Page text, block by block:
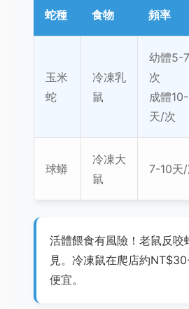
蛇種 食物 頻率
玉米
蛇
冷凍乳
鼠
幼體5-
次
成體
天/次
球蟒
冷凍大
鼠
7-10天
活體餵食有風險！老鼠反咬
見。冷凍鼠在爬店約
便宜。